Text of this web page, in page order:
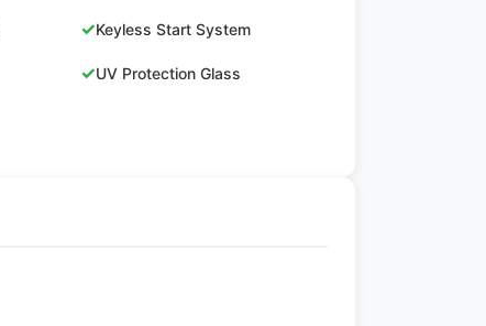
✓Keyless Start System
✓UV Protection Glass